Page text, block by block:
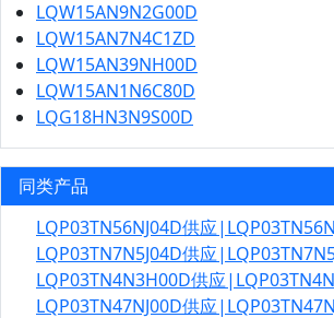
LQW15AN9N2G00D
LQW15AN7N4C1ZD
LQW15AN39NH00D
LQW15AN1N6C80D
LQG18HN3N9S00D
同类产品
LQP03TN56NJ04D供应
LQP03TN7N5J04D供应
LQP03TN4N3H00D供应
LQP03TN47NJ00D供应